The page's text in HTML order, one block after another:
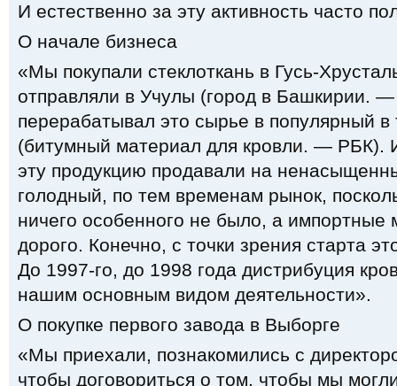
И естественно за эту активность часто
О начале бизнеса
«Мы покупали стеклоткань в Гусь-
отправляли в Учулы (город в Башкирии.
перерабатывал это сырье в популярный в
(битумный материал для кровли. — РБК).
эту продукцию продавали на
голодный, по тем временам рынок,
ничего особенного не было, а
дорого. Конечно, с точки зрения старта
До 1997-го, до 1998 года дистрибуция
нашим основным видом деятельности».
О покупке первого завода в Выборге
«Мы приехали, познакомились с
чтобы договориться о том, чтобы мы